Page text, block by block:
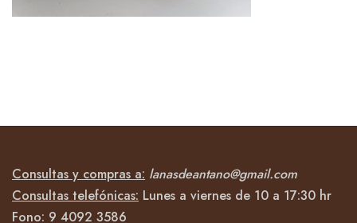
Consultas y compras a: lanasdeantano@gmail.com
Consultas telefónicas: Lunes a viernes de 10 a 17:30 hr
Fono: 9 4092 3586